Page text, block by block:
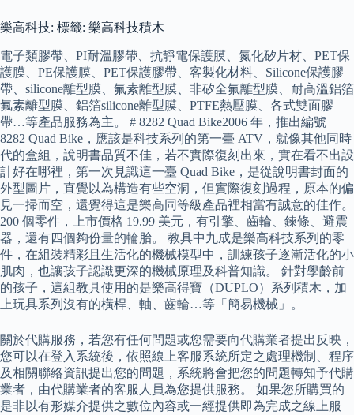
樂高科技: 標籤: 樂高科技積木
電子類膠帶、PI耐溫膠帶、抗靜電保護膜、氮化矽片材、PET保
護膜、PE保護膜、PET保護膠帶、客製化材料、Silicone保護膠
帶、silicone離型膜、氟素離型膜、非矽全氟離型膜、耐高溫鋁箔
氟素離型膜、鋁箔silicone離型膜、PTFE熱壓膜、各式雙面膠
帶…等產品服務為主。 # 8282 Quad Bike2006 年，推出編號
8282 Quad Bike，應該是科技系列的第一臺 ATV，就像其他同時
代的盒組，說明書品質不佳，若不實際復刻出來，實在看不出設
計好在哪裡，第一次見識這一臺 Quad Bike，是從說明書封面的
外型圖片，直覺以為構造有些空洞，但實際復刻過程，原本的偏
見一掃而空，還覺得這是樂高同等級產品裡相當有誠意的佳作。
200 個零件，上市價格 19.99 美元，有引擎、齒輪、鍊條、避震
器，還有四個夠份量的輪胎。 教具中九成是樂高科技系列的零
件，在組裝精彩且生活化的機械模型中，訓練孩子逐漸活化的小
肌肉，也讓孩子認識更深的機械原理及科普知識。 針對學齡前
的孩子，這組教具使用的是樂高得寶（DUPLO）系列積木，加
上玩具系列沒有的橫桿、軸、齒輪…等「簡易機械」。
關於代購服務，若您有任何問題或您需要向代購業者提出反映，
您可以在登入系統後，依照線上客服系統所定之處理機制、程序
及相關聯絡資訊提出您的問題，系統將會把您的問題轉知予代購
業者，由代購業者的客服人員為您提供服務。 如果您所購買的
是非以有形媒介提供之數位內容或一經提供即為完成之線上服